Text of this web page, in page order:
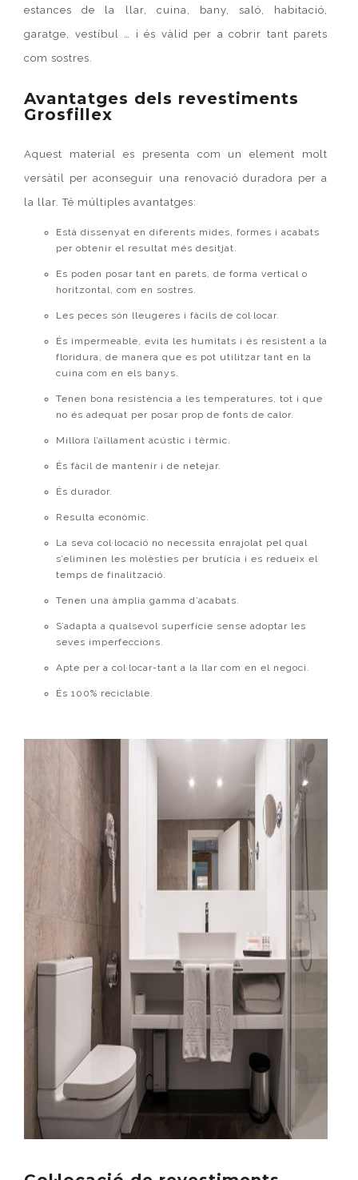
estances de la llar, cuina, bany, saló, habitació,
garatge, vestíbul … i és vàlid per a cobrir tant parets
com sostres.
Avantatges dels revestiments
Grosfillex
Aquest material es presenta com un element molt
versàtil per aconseguir una renovació duradora per a
la llar. Té múltiples avantatges:
Està dissenyat en diferents mides, formes i acabats
per obtenir el resultat més desitjat.
Es poden posar tant en parets, de forma vertical o
horitzontal, com en sostres.
Les peces són lleugeres i fàcils de col·locar.
És impermeable, evita les humitats i és resistent a la
floridura, de manera que es pot utilitzar tant en la
cuina com en els banys.
Tenen bona resistència a les temperatures, tot i que
no és adequat per posar prop de fonts de calor.
Millora l’aïllament acústic i tèrmic.
És fàcil de mantenir i de netejar.
És durador.
Resulta econòmic.
La seva col·locació no necessita enrajolat pel qual
s’eliminen les molèsties per brutícia i es redueix el
temps de finalització.
Tenen una àmplia gamma d’acabats.
S’adapta a qualsevol superfície sense adoptar les
seves imperfeccions.
Apte per a col·locar-tant a la llar com en el negoci.
És 100% reciclable.